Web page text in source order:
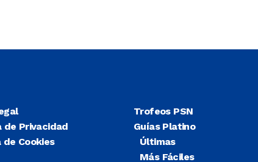
de Privacidad
de Cookies
Trofeos PSN
Guías Platino
Últimas
Más Fáciles